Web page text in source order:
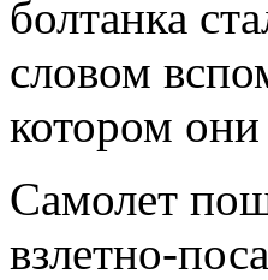
болтанка
словом
котором
Самолет
взлетно-